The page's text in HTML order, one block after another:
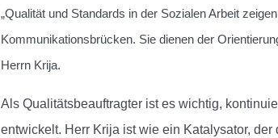
„Qualität und Standards in der Sozialen Arbeit
Kommunikationsbrücken. Sie dienen der
Herrn Krija.
Als Qualitätsbeauftragter ist es wichtig,
entwickelt. Herr Krija ist wie ein Katalysator,